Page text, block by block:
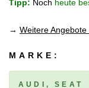
Tipp: Noch heute
→ Weitere
MARKE:
AUDI, SEAT